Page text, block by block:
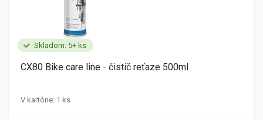
Skladom: 5+ ks
CX80 Bike care line - čistič reťaze 500ml
V kartóne: 1 ks